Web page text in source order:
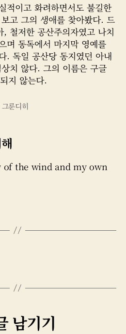
적이고 화려하면서도 불길한
고 그의 생애를 찾아봤다. 드
, 철저한 공산주의자였고 나치
며 동독에서 마지막 영예를
. 독일 공산당 동지였던 아내
치 않다. 그의 이름은 구글
지 않는다.
룬디히
the wind and my own
남기기